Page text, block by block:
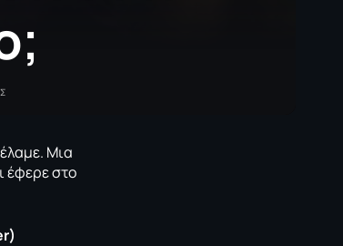
Μια
έφερε στο